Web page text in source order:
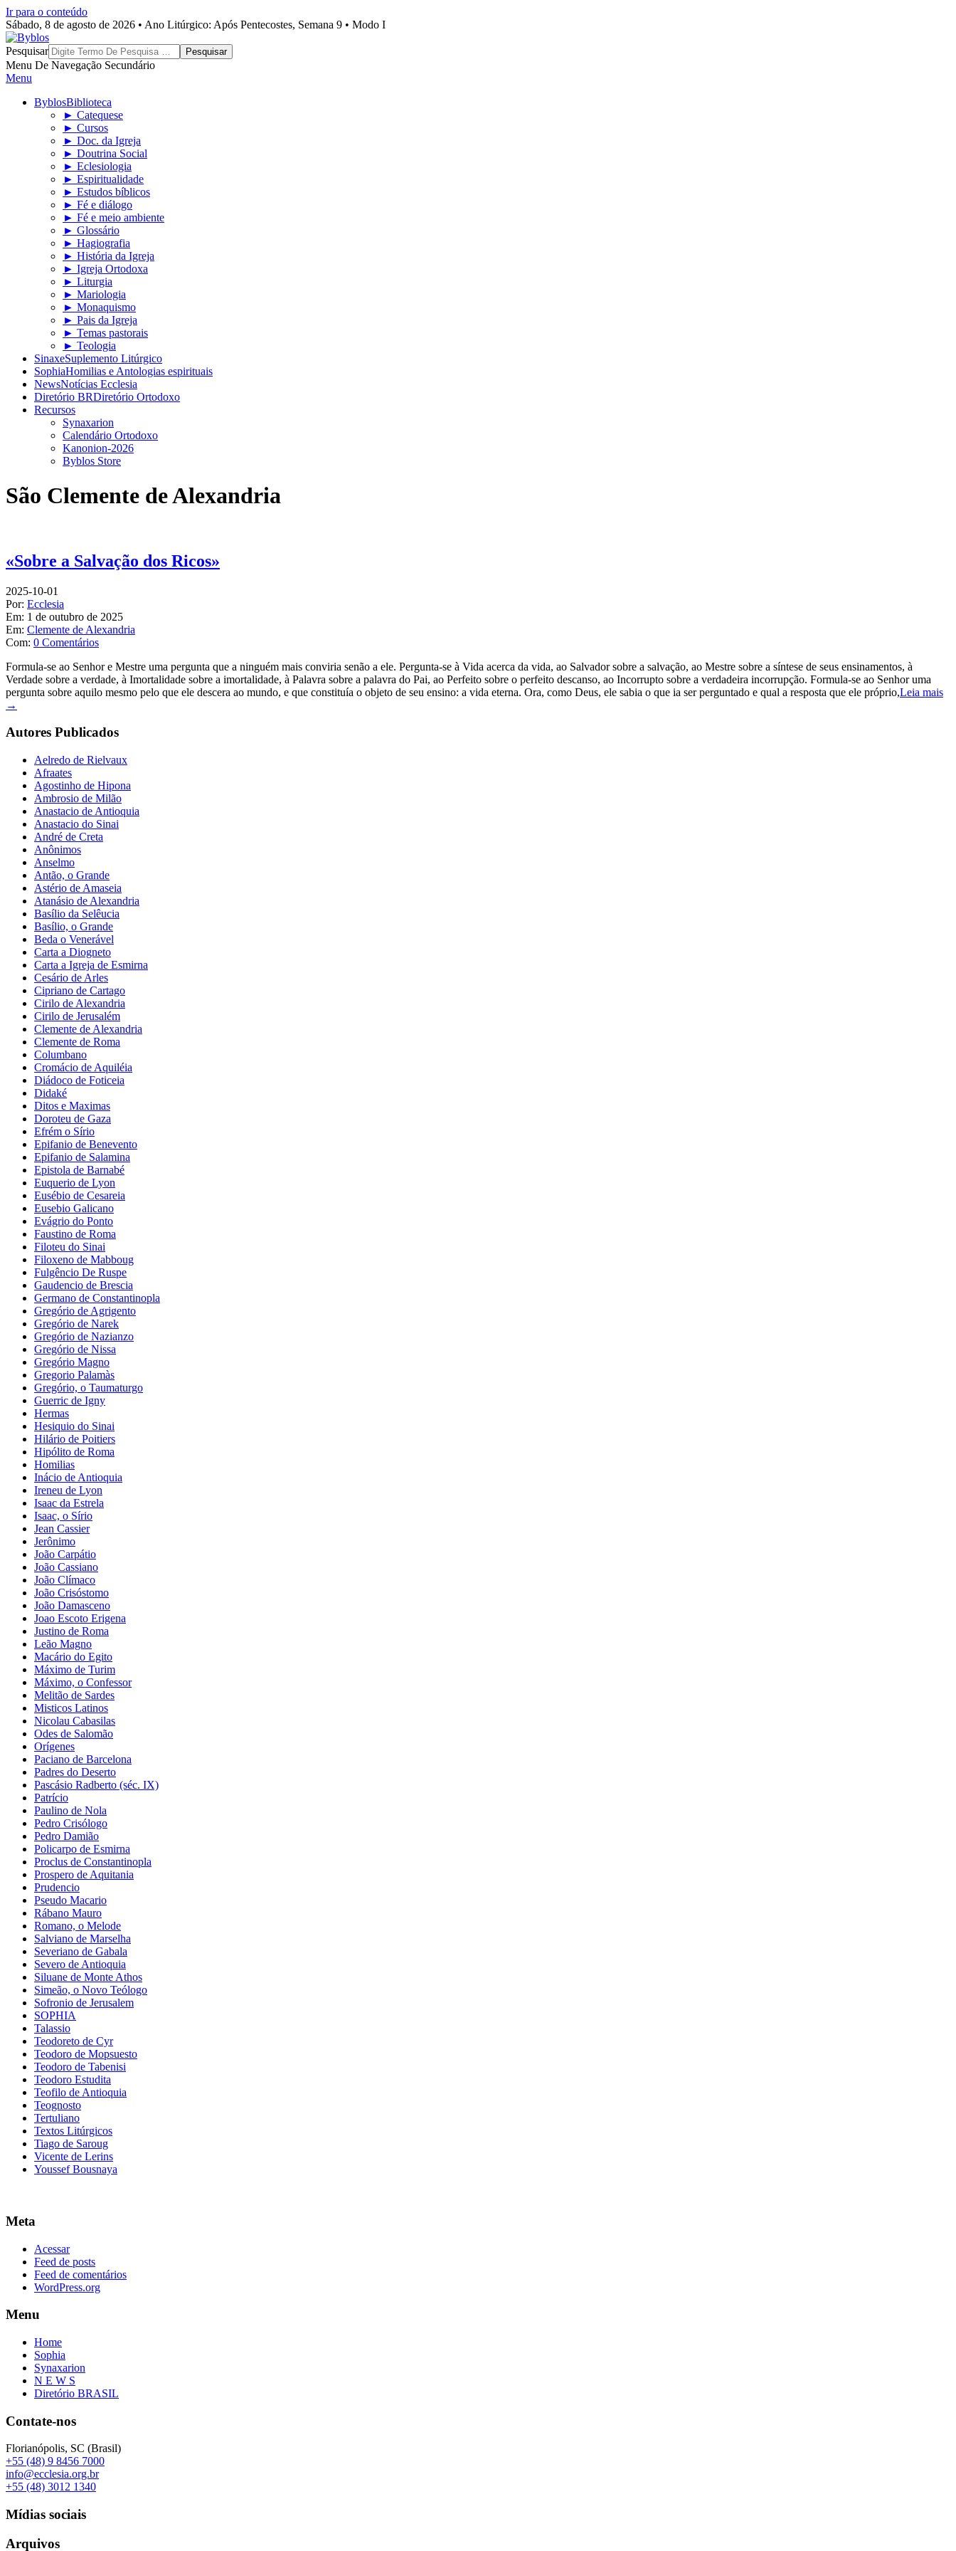
Ir para o conteúdo
Sábado, 8 de agosto de 2026 • Ano Litúrgico: Após Pentecostes, Semana 9 • Modo I
Byblos
Pesquisar
Menu De Navegação Secundário
Menu
ByblosBiblioteca
► Catequese
► Cursos
► Doc. da Igreja
► Doutrina Social
► Eclesiologia
► Espiritualidade
► Estudos bíblicos
► Fé e diálogo
► Fé e meio ambiente
► Glossário
► Hagiografia
► História da Igreja
► Igreja Ortodoxa
► Liturgia
► Mariologia
► Monaquismo
► Pais da Igreja
► Temas pastorais
► Teologia
SinaxeSuplemento Litúrgico
SophiaHomilias e Antologias espirituais
NewsNotícias Ecclesia
Diretório BRDiretório Ortodoxo
Recursos
Synaxarion
Calendário Ortodoxo
Kanonion-2026
Byblos Store
São Clemente de Alexandria
«Sobre a Salvação dos Ricos»
2025-10-01
Por: Ecclesia
Em: 1 de outubro de 2025
Em: Clemente de Alexandria
Com: 0 Comentários
Formula-se ao Senhor e Mestre uma pergunta que a ninguém mais conviria senão a ele. Pergunta-se à Vida acerca da vida, ao Salvador sobre a salvação, ao Mestre sobre a síntese de seus ensinamentos, à
Verdade sobre a verdade, à Imortalidade sobre a imortalidade, à Palavra sobre a palavra do Pai, ao Perfeito sobre o perfeito descanso, ao Incorrupto sobre a verdadeira incorrupção. Formula-se ao Senhor uma
pergunta sobre aquilo mesmo pelo que ele descera ao mundo, e que constituía o objeto de seu ensino: a vida eterna. Ora, como Deus, ele sabia o que ia ser perguntado e qual a resposta que ele próprio,Leia mais
→
Autores Publicados
Aelredo de Rielvaux
Afraates
Agostinho de Hipona
Ambrosio de Milão
Anastacio de Antioquia
Anastacio do Sinai
André de Creta
Anônimos
Anselmo
Antão, o Grande
Astério de Amaseia
Atanásio de Alexandria
Basílio da Selêucia
Basílio, o Grande
Beda o Venerável
Carta a Diogneto
Carta a Igreja de Esmirna
Cesário de Arles
Cipriano de Cartago
Cirilo de Alexandria
Cirilo de Jerusalém
Clemente de Alexandria
Clemente de Roma
Columbano
Cromácio de Aquiléia
Diádoco de Foticeia
Didaké
Ditos e Maximas
Doroteu de Gaza
Efrém o Sírio
Epifanio de Benevento
Epifanio de Salamina
Epistola de Barnabé
Euquerio de Lyon
Eusébio de Cesareia
Eusebio Galicano
Evágrio do Ponto
Faustino de Roma
Filoteu do Sinai
Filoxeno de Mabboug
Fulgêncio De Ruspe
Gaudencio de Brescia
Germano de Constantinopla
Gregório de Agrigento
Gregório de Narek
Gregório de Nazianzo
Gregório de Nissa
Gregório Magno
Gregorio Palamàs
Gregório, o Taumaturgo
Guerric de Igny
Hermas
Hesiquio do Sinai
Hilário de Poitiers
Hipólito de Roma
Homilias
Inácio de Antioquia
Ireneu de Lyon
Isaac da Estrela
Isaac, o Sírio
Jean Cassier
Jerônimo
João Carpátio
João Cassiano
João Clímaco
João Crisóstomo
João Damasceno
Joao Escoto Erigena
Justino de Roma
Leão Magno
Macário do Egito
Máximo de Turim
Máximo, o Confessor
Melitão de Sardes
Misticos Latinos
Nicolau Cabasilas
Odes de Salomão
Orígenes
Paciano de Barcelona
Padres do Deserto
Pascásio Radberto (séc. IX)
Patrício
Paulino de Nola
Pedro Crisólogo
Pedro Damião
Policarpo de Esmirna
Proclus de Constantinopla
Prospero de Aquitania
Prudencio
Pseudo Macario
Rábano Mauro
Romano, o Melode
Salviano de Marselha
Severiano de Gabala
Severo de Antioquia
Siluane de Monte Athos
Simeão, o Novo Teólogo
Sofronio de Jerusalem
SOPHIA
Talassio
Teodoreto de Cyr
Teodoro de Mopsuesto
Teodoro de Tabenisi
Teodoro Estudita
Teofilo de Antioquia
Teognosto
Tertuliano
Textos Litúrgicos
Tiago de Saroug
Vicente de Lerins
Youssef Bousnaya
Meta
Acessar
Feed de posts
Feed de comentários
WordPress.org
Menu
Home
Sophia
Synaxarion
N E W S
Diretório BRASIL
Contate-nos
Florianópolis, SC (Brasil)
+55 (48) 9 8456 7000
info@ecclesia.org.br
+55 (48) 3012 1340
Mídias sociais
Arquivos